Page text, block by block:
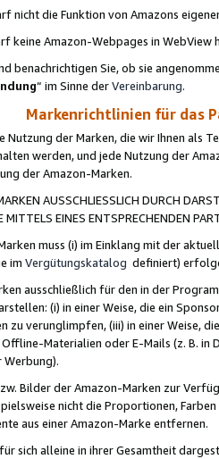
nicht die Funktion von Amazons
keine Amazon-Webpages in WebView
benachrichtigen Sie, ob sie
“ im Sinne derVereinbarung.
Markenrichtlinien für das
Nutzung der Marken, die wir Ihnen als
werden, und jede Nutzung der
der Amazon-Marken.
AUSSCHLIESSLICH DURCH
EINES ENTSPRECHENDEN
muss (i) im Einklang mit der
im Vergütungskatalog definiert)
ausschließlich für den in der
(i) in einer Weise, die ein
zu verunglimpfen, (iii) in einer Weise,
Materialien oder E-Mails (z. B. in
Werbung).
Bilder der Amazon-Marken zur
nicht die Proportionen,
aus einer Amazon-Marke entfernen.
sich alleine in ihrer Gesamtheit